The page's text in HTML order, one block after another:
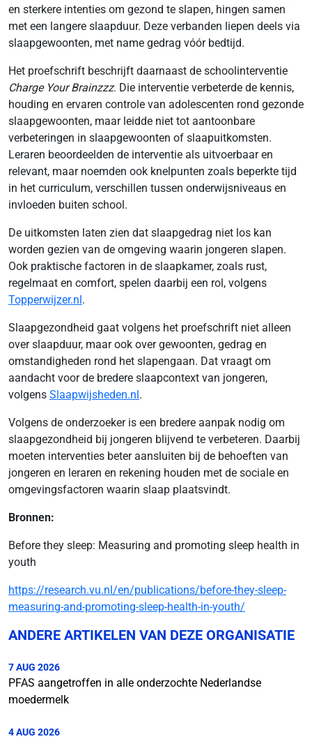
en sterkere intenties om gezond te slapen, hingen samen
met een langere slaapduur. Deze verbanden liepen deels via
slaapgewoonten, met name gedrag vóór bedtijd.
Het proefschrift beschrijft daarnaast de schoolinterventie
Charge Your Brainzzz. Die interventie verbeterde de kennis,
houding en ervaren controle van adolescenten rond gezonde
slaapgewoonten, maar leidde niet tot aantoonbare
verbeteringen in slaapgewoonten of slaapuitkomsten.
Leraren beoordeelden de interventie als uitvoerbaar en
relevant, maar noemden ook knelpunten zoals beperkte tijd
in het curriculum, verschillen tussen onderwijsniveaus en
invloeden buiten school.
De uitkomsten laten zien dat slaapgedrag niet los kan
worden gezien van de omgeving waarin jongeren slapen.
Ook praktische factoren in de slaapkamer, zoals rust,
regelmaat en comfort, spelen daarbij een rol, volgens
Topperwijzer.nl.
Slaapgezondheid gaat volgens het proefschrift niet alleen
over slaapduur, maar ook over gewoonten, gedrag en
omstandigheden rond het slapengaan. Dat vraagt om
aandacht voor de bredere slaapcontext van jongeren,
volgens Slaapwijsheden.nl.
Volgens de onderzoeker is een bredere aanpak nodig om
slaapgezondheid bij jongeren blijvend te verbeteren. Daarbij
moeten interventies beter aansluiten bij de behoeften van
jongeren en leraren en rekening houden met de sociale en
omgevingsfactoren waarin slaap plaatsvindt.
Bronnen:
Before they sleep: Measuring and promoting sleep health in
youth
https://research.vu.nl/en/publications/before-they-sleep-
measuring-and-promoting-sleep-health-in-youth/
ANDERE ARTIKELEN VAN DEZE ORGANISATIE
7 AUG 2026
PFAS aangetroffen in alle onderzochte Nederlandse
moedermelk
4 AUG 2026